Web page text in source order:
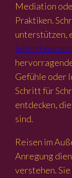
Mediation
Praktiken.
unterstützen,
Gefühle oder
Schritt für
entdecken,
sind.
Reisen im
Anregung
verstehen. Sie